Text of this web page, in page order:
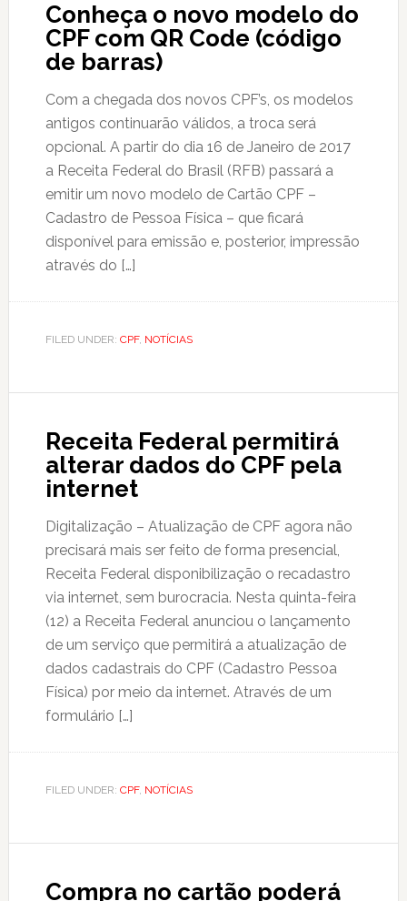
Conheça o novo modelo do
CPF com QR Code (código
de barras)
Com a chegada dos novos CPF’s, os modelos
antigos continuarão válidos, a troca será
opcional. A partir do dia 16 de Janeiro de 2017
a Receita Federal do Brasil (RFB) passará a
emitir um novo modelo de Cartão CPF –
Cadastro de Pessoa Física – que ficará
disponível para emissão e, posterior, impressão
através do […]
FILED UNDER: CPF, NOTÍCIAS
Receita Federal permitirá
alterar dados do CPF pela
internet
Digitalização – Atualização de CPF agora não
precisará mais ser feito de forma presencial,
Receita Federal disponibilização o recadastro
via internet, sem burocracia. Nesta quinta-feira
(12) a Receita Federal anunciou o lançamento
de um serviço que permitirá a atualização de
dados cadastrais do CPF (Cadastro Pessoa
Física) por meio da internet. Através de um
formulário […]
FILED UNDER: CPF, NOTÍCIAS
Compra no cartão poderá